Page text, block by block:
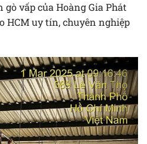
vấp của Hoàng Gia Phát
HCM uy tín, chuyên nghiệp